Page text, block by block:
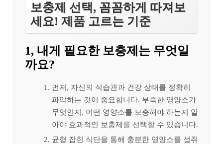
보충제 선택, 꼼꼼하게 따져보
세요! 제품 고르는 기준
1, 내게 필요한 보충제는 무엇일
까요?
먼저, 자신의 식습관과 건강 상태를 정확히
파악하는 것이 중요합니다. 부족한 영양소가
무엇인지, 어떤 영양소를 보충해야 하는지 알
아야 효과적인 보충제를 선택할 수 있습니다.
균형 잡힌 식단을 통해 충분한 영양소를 섭취